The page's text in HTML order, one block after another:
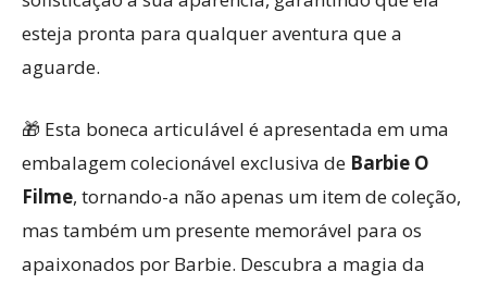
esteja pronta para qualquer aventura que a
aguarde.
🎁 Esta boneca articulável é apresentada em uma
embalagem colecionável exclusiva de Barbie O
Filme, tornando-a não apenas um item de coleção,
mas também um presente memorável para os
apaixonados por Barbie. Descubra a magia da